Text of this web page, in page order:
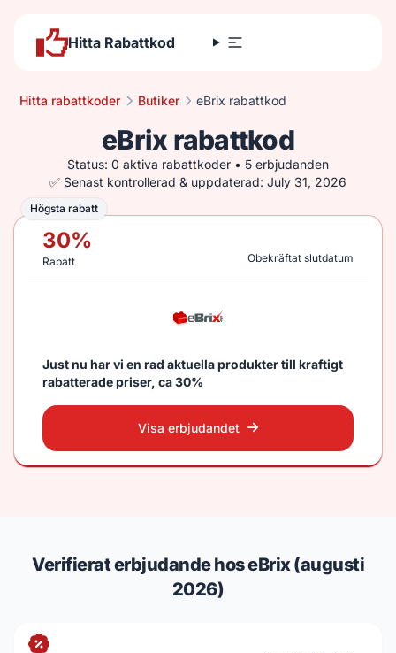
Hitta Rabattkod
Hitta rabattkoder Butiker eBrix rabattkod
eBrix rabattkod
Status: 0 aktiva rabattkoder • 5 erbjudanden
✅ Senast kontrollerad & uppdaterad: July 31, 2026
Högsta rabatt
30%
Rabatt Obekräftat slutdatum
Just nu har vi en rad aktuella produkter till kraftigt
rabatterade priser, ca 30%
Visa erbjudandet
Verifierat erbjudande hos eBrix (augusti
2026)